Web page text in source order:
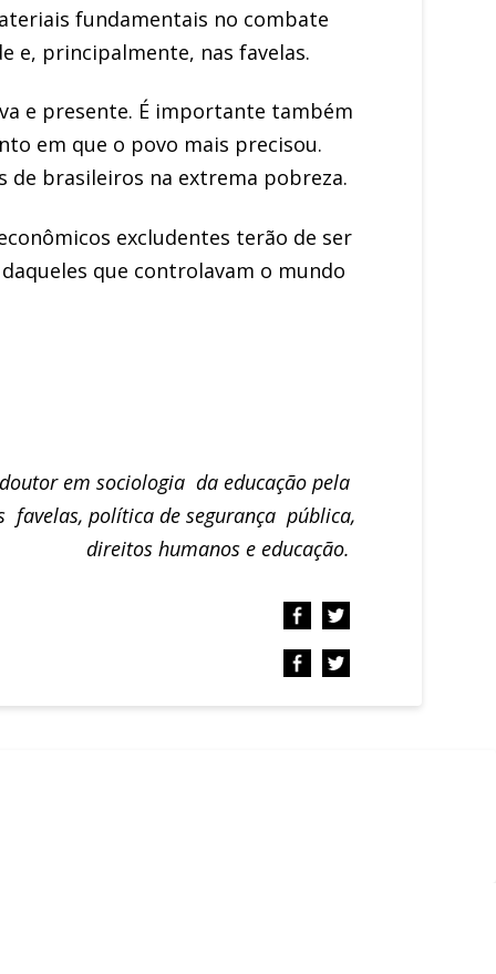
fundamentais no combate
e, principalmente, nas favelas.
e presente. É importante também
em que o povo mais precisou.
brasileiros na extrema pobreza.
excludentes terão de ser
que controlavam o mundo
em sociologia da educação pela
favelas, política de segurança pública,
direitos humanos e educação.